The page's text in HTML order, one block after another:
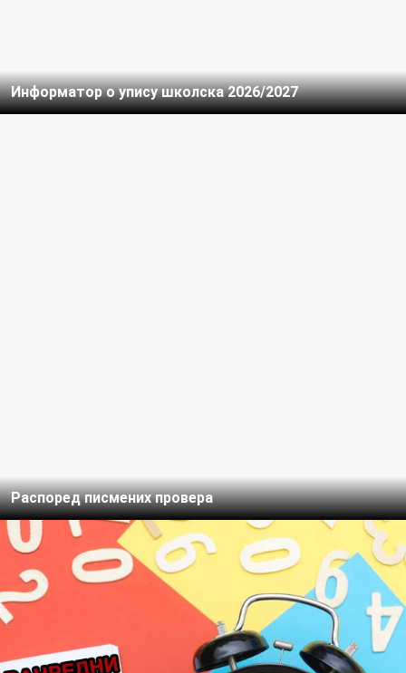
Информатор о упису школска 2026/2027
Распоред писмених провера